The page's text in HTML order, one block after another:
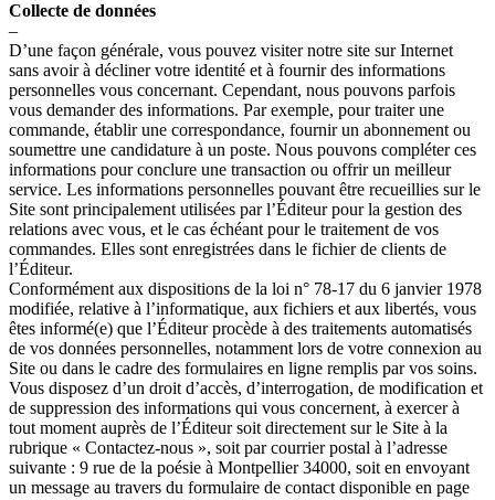
Collecte de données
–
D’une façon générale, vous pouvez visiter notre site sur Internet
sans avoir à décliner votre identité et à fournir des informations
personnelles vous concernant. Cependant, nous pouvons parfois
vous demander des informations. Par exemple, pour traiter une
commande, établir une correspondance, fournir un abonnement ou
soumettre une candidature à un poste. Nous pouvons compléter ces
informations pour conclure une transaction ou offrir un meilleur
service. Les informations personnelles pouvant être recueillies sur le
Site sont principalement utilisées par l’Éditeur pour la gestion des
relations avec vous, et le cas échéant pour le traitement de vos
commandes. Elles sont enregistrées dans le fichier de clients de
l’Éditeur.
Conformément aux dispositions de la loi n° 78-17 du 6 janvier 1978
modifiée, relative à l’informatique, aux fichiers et aux libertés, vous
êtes informé(e) que l’Éditeur procède à des traitements automatisés
de vos données personnelles, notamment lors de votre connexion au
Site ou dans le cadre des formulaires en ligne remplis par vos soins.
Vous disposez d’un droit d’accès, d’interrogation, de modification et
de suppression des informations qui vous concernent, à exercer à
tout moment auprès de l’Éditeur soit directement sur le Site à la
rubrique « Contactez-nous », soit par courrier postal à l’adresse
suivante : 9 rue de la poésie à Montpellier 34000, soit en envoyant
un message au travers du formulaire de contact disponible en page